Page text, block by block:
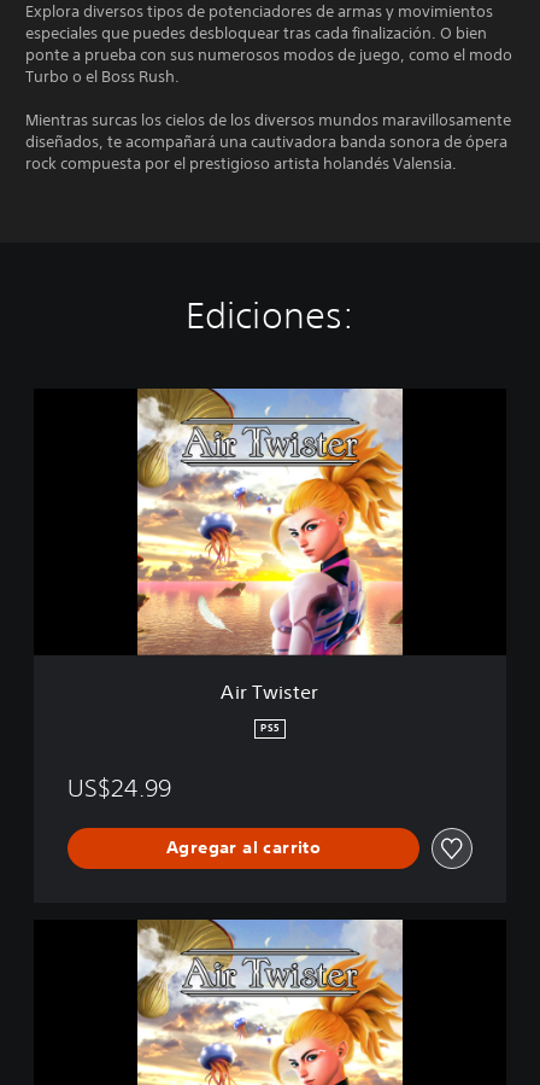
Explora diversos tipos de potenciadores de armas y movimientos
especiales que puedes desbloquear tras cada finalización. O bien
ponte a prueba con sus numerosos modos de juego, como el modo
Turbo o el Boss Rush.
Mientras surcas los cielos de los diversos mundos maravillosamente
diseñados, te acompañará una cautivadora banda sonora de ópera
rock compuesta por el prestigioso artista holandés Valensia.
Ediciones:
Air Twister
PS5
US$24.99
Agregar al carrito